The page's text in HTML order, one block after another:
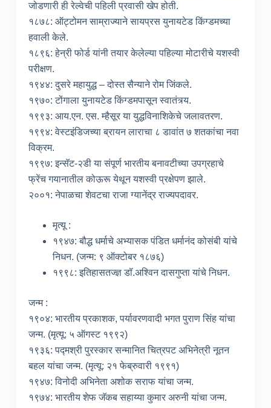
जोडणारी ही रेल्वेची पहिली प्रवासी खेप होती.
१८७८: ऑट्टोमन साम्राज्याने सायप्रस युनायटेड किंग्डमच्या
हवाली केले.
१८९६: हेन्री फोर्ड यांनी तयार केलेल्या पहिल्या मोटारीचे यशस्वी
परीक्षण.
१९४४: दुसरे महायुद्ध – दोस्त सैन्याने रोम जिंकले.
१९७०: टोंगाला युनायटेड किंग्डमपासून स्वातंत्र्य.
१९९३: आय.एन. एस. म्हैसूर या युद्धविनाशिकेचे जलावतरण.
१९९४: वेस्टइंडिजच्या ब्रायन लाराचा ८ डावांत ७ शतकांचा नवा
विक्रम.
१९९७: इन्सॅट-२डी या संपूर्ण भारतीय बनावटीच्या उपग्रहाचे
फ्रेंच गयानातील कोऊरू येथून यशस्वी प्रक्षेपण झाले.
२००१: नेपाळचा शेवटचा राजा ग्यानेंद्र राज्यपदावर.
मृत्यू :
१९४७: बौद्ध धर्माचे अभ्यासक पंडित धर्मानंद कोसंबी यांचे
निधन. (जन्म: ९ ऑक्टोबर १८७६)
१९९८: इतिहासतज्ज्ञ डॉ.अश्विन दासगुप्ता यांचे निधन.
जन्म :
१९०४: भारतीय प्रकाशक, पर्यावरणवादी भगत पुराण सिंह यांचा
जन्म. (मृत्यू: ५ ऑगस्ट १९९२)
१९३६: पद्मश्री पुरस्कार सन्मानित चित्रपट अभिनेत्री नूतन
बहल यांचा जन्म. (मृत्यू: २१ फेब्रुवारी १९९१)
१९४७: विनोदी अभिनेता अशोक सराफ यांचा जन्म.
१९७४: भारतीय शेफ जॅकब सहाय्या कुमार अरुनी यांचा जन्म.